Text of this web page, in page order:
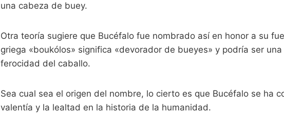
una cabeza de buey.
Otra teoría sugiere que Bucéfalo fue nombrado así en honor a su
griega «boukólos» significa «devorador de bueyes» y podría ser
ferocidad del caballo.
Sea cual sea el origen del nombre, lo cierto es que Bucéfalo se ha
valentía y la lealtad en la historia de la humanidad.